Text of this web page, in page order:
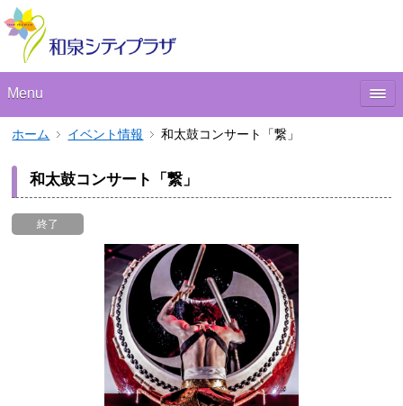
Menu
ホーム イベント情報 和太鼓コンサート「繋」
和太鼓コンサート「繋」
終了